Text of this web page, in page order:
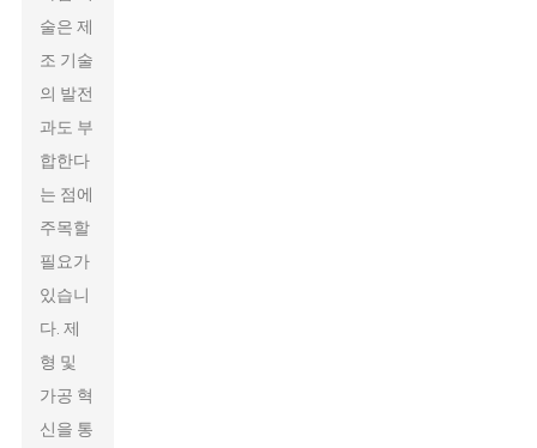
술은 제
조 기술
의 발전
과도 부
합한다
는 점에
주목할
필요가
있습니
다. 제
형 및
가공 혁
신을 통